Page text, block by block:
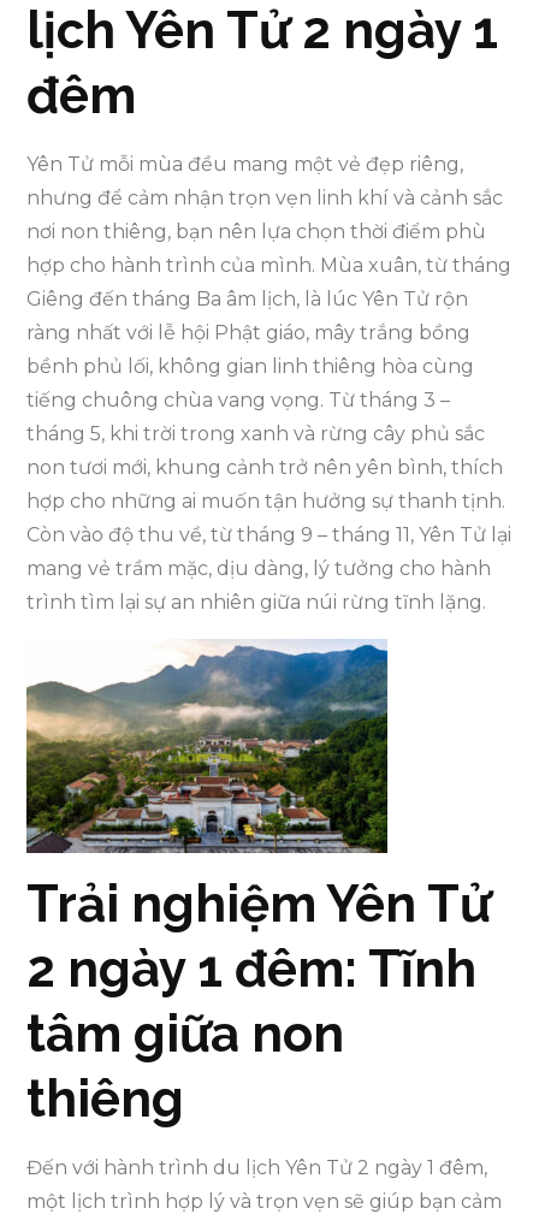
lịch Yên Tử 2 ngày 1
đêm
Yên Tử mỗi mùa đều mang một vẻ đẹp riêng,
nhưng để cảm nhận trọn vẹn linh khí và cảnh sắc
nơi non thiêng, bạn nên lựa chọn thời điểm phù
hợp cho hành trình của mình. Mùa xuân, từ tháng
Giêng đến tháng Ba âm lịch, là lúc Yên Tử rộn
ràng nhất với lễ hội Phật giáo, mây trắng bồng
bềnh phủ lối, không gian linh thiêng hòa cùng
tiếng chuông chùa vang vọng. Từ tháng 3 –
tháng 5, khi trời trong xanh và rừng cây phủ sắc
non tươi mới, khung cảnh trở nên yên bình, thích
hợp cho những ai muốn tận hưởng sự thanh tịnh.
Còn vào độ thu về, từ tháng 9 – tháng 11, Yên Tử lại
mang vẻ trầm mặc, dịu dàng, lý tưởng cho hành
trình tìm lại sự an nhiên giữa núi rừng tĩnh lặng.
Trải nghiệm Yên Tử
2 ngày 1 đêm: Tĩnh
tâm giữa non
thiêng
Đến với hành trình du lịch Yên Tử 2 ngày 1 đêm,
một lịch trình hợp lý và trọn vẹn sẽ giúp bạn cảm